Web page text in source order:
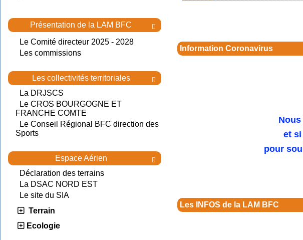

Présentation de la LAM BFC
Le Comité directeur 2025 - 2028
Les commissions

Les collectivités territoriales
La DRJSCS
Le CROS BOURGOGNE ET
FRANCHE COMTE
Le Conseil Régional BFC direction des
Sports

Espace Aérien
Déclaration des terrains
La DSAC NORD EST
Le site du SIA
Terrain
Ecologie
Information Coronavirus
et
pour
Les INFOS de la LAM BFC